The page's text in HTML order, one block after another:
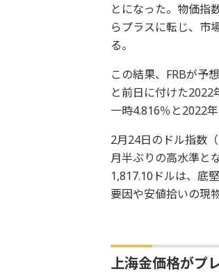
とになった。物価指
らプラスに転じ、市
る。
この結果、FRBが予
と前日に付けた
一時4.816％と2022
2月24日のドル指数
月半ぶりの高水準と
1,817.10ドルは、底
要因や安値拾いの現
上海金価格がプ